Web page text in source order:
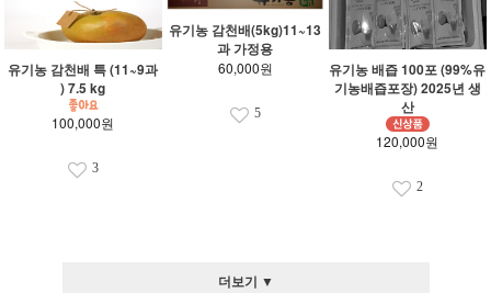
유기농 감천배 특 (11~9과
) 7.5 kg
100,000원
3
유기농 감천배(5kg)11~13
과 가정용
60,000원
5
유기농 배즙 100포 (99%유
기농배즙포장) 2025년 생
산
120,000원
2
더보기 ▼